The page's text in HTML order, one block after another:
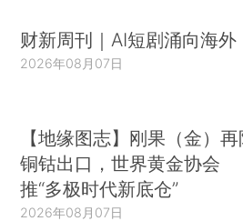
财新周刊｜AI短剧涌向海外
2026年08月07日
【地缘图志】刚果（金）再
铜钴出口，世界黄金协会
推“多极时代新底仓”
2026年08月07日